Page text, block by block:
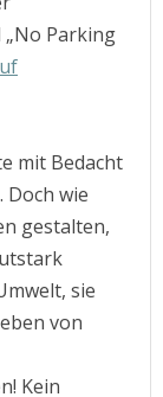
Parking
mit Bedacht
wie
gestalten,
sie
von
Kein